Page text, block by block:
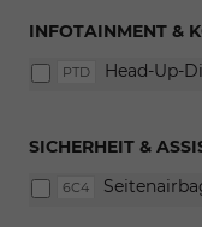
INFOTAINMENT &
PTD Head-Up-
SICHERHEIT &
6C4